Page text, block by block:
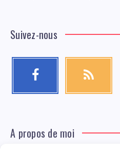
Suivez-nous
A propos de moi